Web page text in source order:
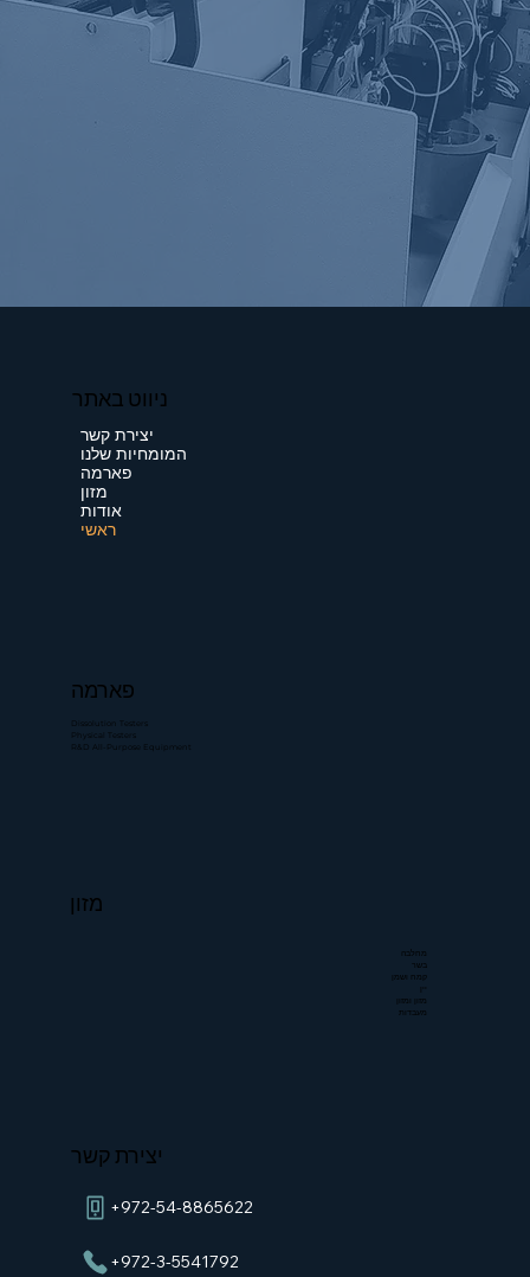
ניווט באתר
יצירת קשר
המומחיות שלנו
פארמה
מזון
אודות
ראשי
פארמה
Dissolution Testers
Physical Testers
R&D All-Purpose Equipment
מזון
מחלבה
בשר
קמח ושמן
מזון ומזון
מעבדות
יצירת קשר
+972-54-8865622
+972-3-5541792